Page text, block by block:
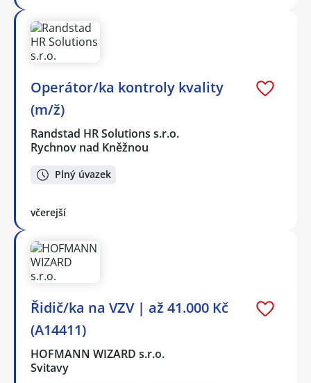
Operátor/ka kontroly kvality
(m/ž)
Randstad HR Solutions s.r.o.
Rychnov nad Kněžnou
Plný úvazek
včerejší
Řidič/ka na VZV | až 41.000 Kč
(A14411)
HOFMANN WIZARD s.r.o.
Svitavy